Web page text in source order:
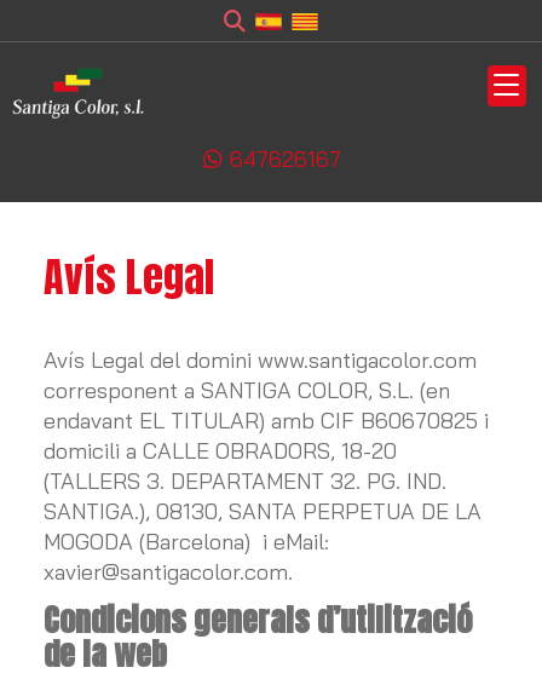
647626167
Avís Legal
Avís Legal del domini www.santigacolor.com
corresponent a SANTIGA COLOR, S.L. (en
endavant EL TITULAR) amb CIF B60670825 i
domicili a CALLE OBRADORS, 18-20
(TALLERS 3. DEPARTAMENT 32. PG. IND.
SANTIGA.), 08130, SANTA PERPETUA DE LA
MOGODA (Barcelona) i eMail:
xavier@santigacolor.com.
Condicions generals d’utilització
de la web